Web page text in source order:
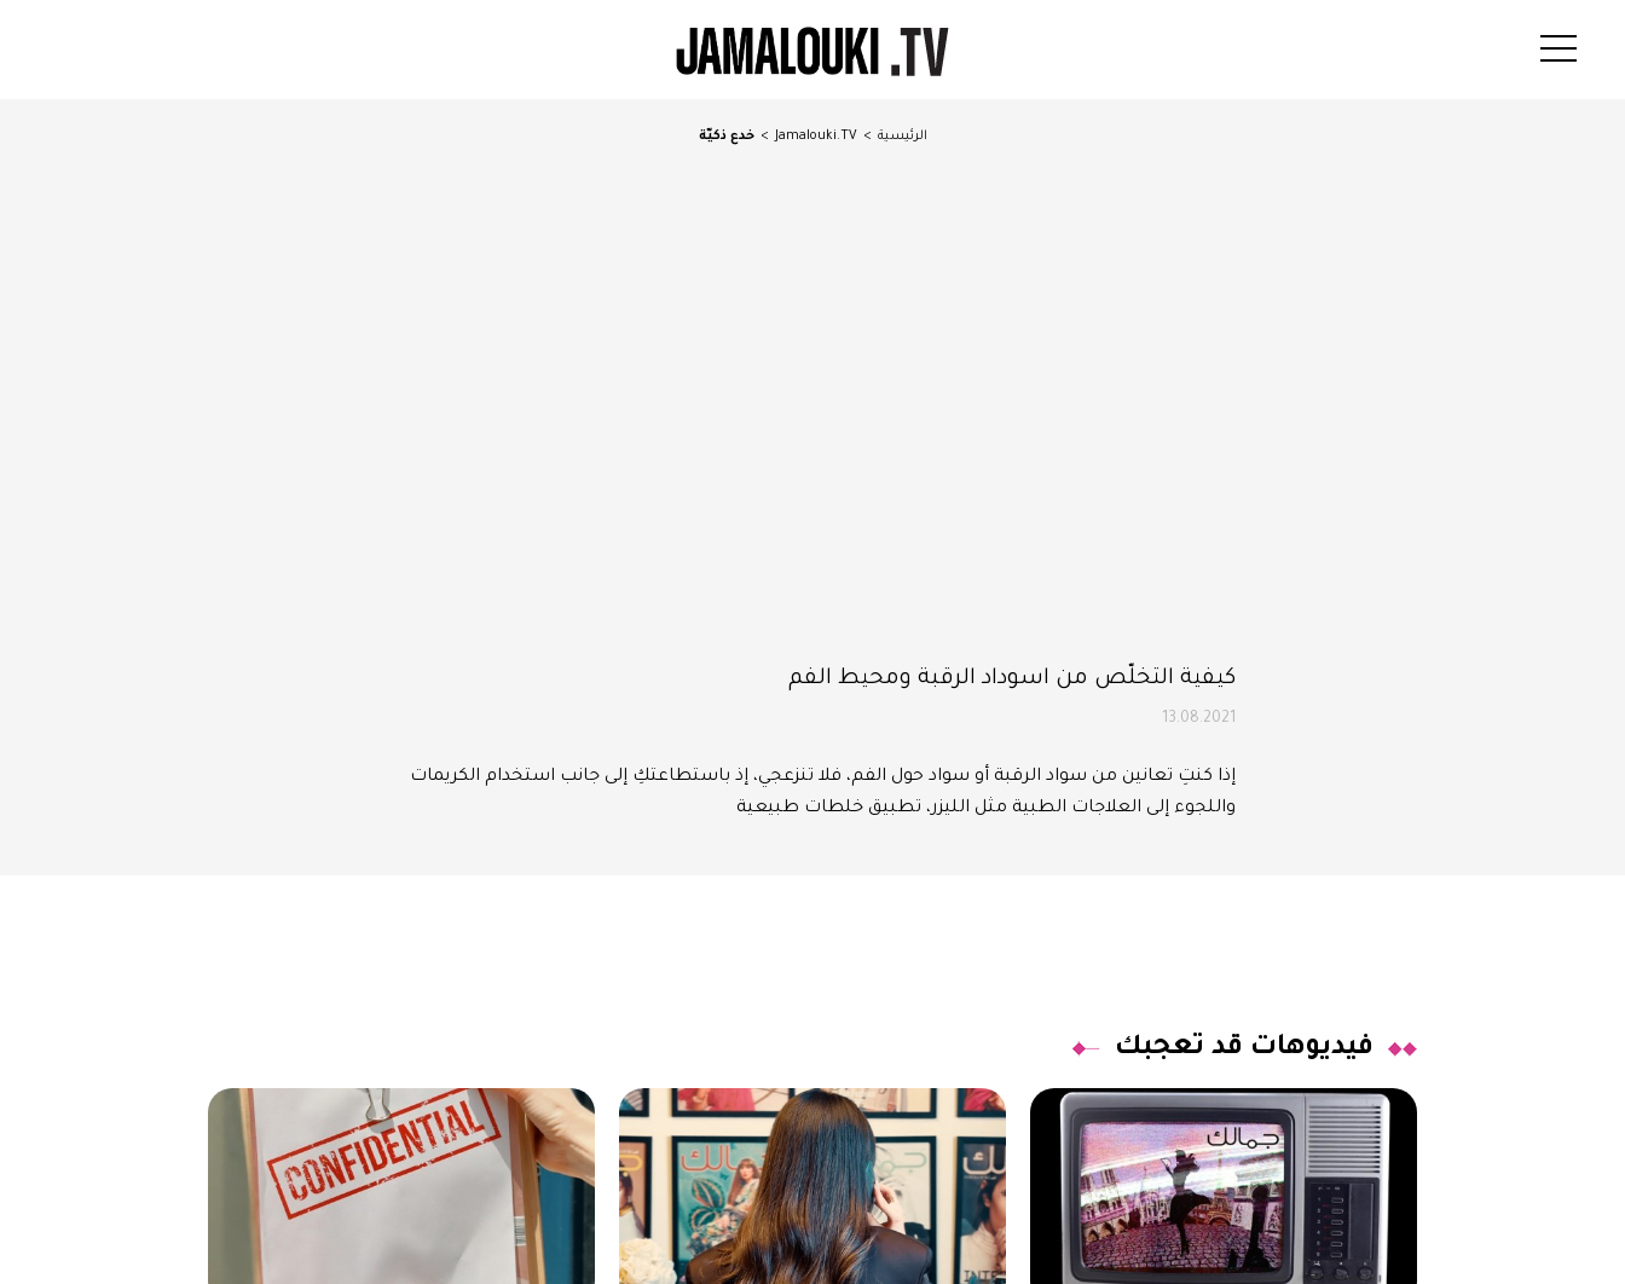
الرئيسية >
Jamalouki.TV
> خدع ذكيّة
كيفية التخلّص من اسوداد الرقبة ومحيط الفم
13.08.2021
إذا كنتِ تعانين من سواد الرقبة أو سواد حول الفم، فلا تنزعجي، إذ باستطاعتكِ إلى جانب استخدام الكريمات
واللجوء إلى العلاجات الطبية مثل الليزر، تطبيق خلطات طبيعية
فيديوهات قد تعجبك